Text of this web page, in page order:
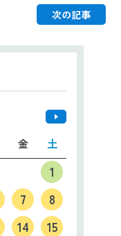
次の記事
金 土
1
7
8
14
15